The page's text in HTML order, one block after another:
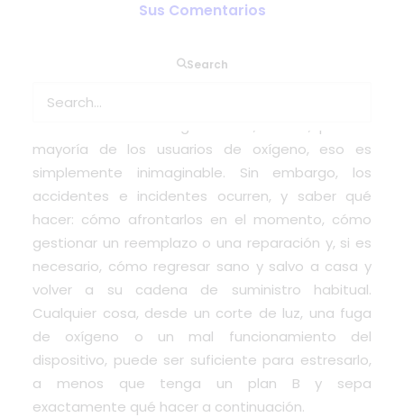
Sus Comentarios
Search
Depender del oxígeno medicinal es un asunto
es bastante preocupante. Pero si está de viaje y
mayoría de los usuarios de oxígeno, eso es
simplemente inimaginable. Sin embargo, los
accidentes e incidentes ocurren, y saber qué
hacer: cómo afrontarlos en el momento, cómo
gestionar un reemplazo o una reparación y, si es
necesario, cómo regresar sano y salvo a casa y
volver a su cadena de suministro habitual.
Cualquier cosa, desde un corte de luz, una fuga
de oxígeno o un mal funcionamiento del
dispositivo, puede ser suficiente para estresarlo,
a menos que tenga un plan B y sepa
exactamente qué hacer a continuación.